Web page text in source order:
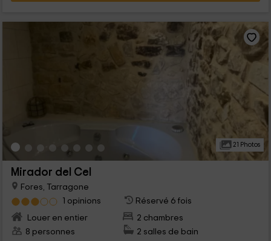
21 Photos
Mirador del Cel
Fores, Tarragone
1 opinions
Réservé 6 fois
Louer en entier
2 chambres
8 personnes
2 salles de bain